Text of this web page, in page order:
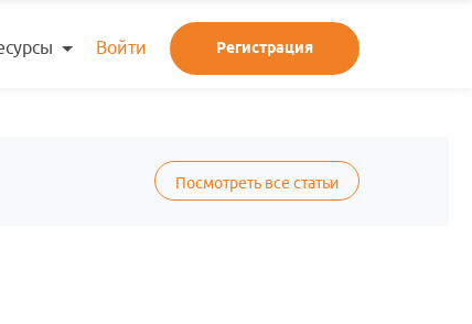
Войти Регистрация
Посмотреть все статьи